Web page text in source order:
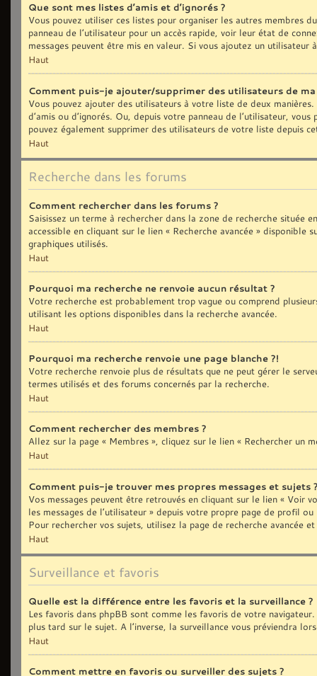
Que sont mes listes d’amis et d’ignorés ?
Vous pouvez utiliser ces listes pour organiser les autres membres
panneau de l’utilisateur pour un accès rapide, voir leur état de
messages peuvent être mis en valeur. Si vous ajoutez un
Haut
Comment puis-je ajouter/supprimer des utilisateurs de ma
Vous pouvez ajouter des utilisateurs à votre liste de deux
d’amis ou d’ignorés. Ou, depuis votre panneau de l’utilisateur,
pouvez également supprimer des utilisateurs de votre liste depuis
Haut
Recherche dans les forums
Comment rechercher dans les forums ?
Saisissez un terme à rechercher dans la zone de recherche située
accessible en cliquant sur le lien « Recherche avancée » disponible
graphiques utilisés.
Haut
Pourquoi ma recherche ne renvoie aucun résultat ?
Votre recherche est probablement trop vague ou comprend
utilisant les options disponibles dans la recherche avancée.
Haut
Pourquoi ma recherche renvoie une page blanche ?!
Votre recherche renvoie plus de résultats que ne peut gérer le
termes utilisés et des forums concernés par la recherche.
Haut
Comment rechercher des membres ?
Allez sur la page « Membres », cliquez sur le lien « Rechercher un
Haut
Comment puis-je trouver mes propres messages et sujets
Vos messages peuvent être retrouvés en cliquant sur le lien « Voir
les messages de l’utilisateur » depuis votre propre page de profil
Pour rechercher vos sujets, utilisez la page de recherche avancée
Haut
Surveillance et favoris
Quelle est la différence entre les favoris et la surveillance ?
Les favoris dans phpBB sont comme les favoris de votre
plus tard sur le sujet. A l’inverse, la surveillance vous préviendra
Haut
Comment mettre en favoris ou surveiller des sujets ?